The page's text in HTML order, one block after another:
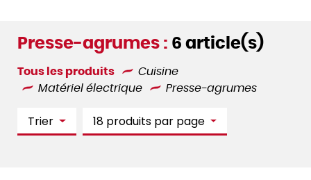
Presse-agrumes : 6 article(s)
Tous les produits
Cuisine
Matériel électrique
Presse-agrumes
Trier 18 produits par page